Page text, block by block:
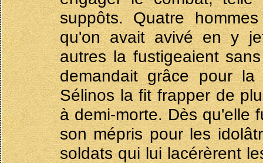
suppôts. Quatre
qu'on avait avivé en y
autres la fustigeaient
demandait grâce pour
Sélinos la fit frapper de
à demi-morte. Dès qu'elle
son mépris pour les
soldats qui lui lacérèrent